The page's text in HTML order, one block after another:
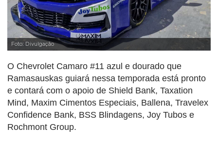
Foto: Divulgação
O Chevrolet Camaro #11 azul e dourado que
Ramasauskas guiará nessa temporada está pronto
e contará com o apoio de Shield Bank, Taxation
Mind, Maxim Cimentos Especiais, Ballena, Travelex
Confidence Bank, BSS Blindagens, Joy Tubos e
Rochmont Group.